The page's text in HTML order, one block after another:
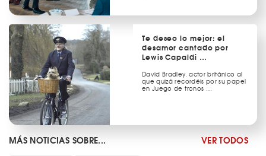
Te deseo lo mejor: el
desamor cantado por
Lewis Capaldi …
David Bradley, actor británico al
que quizá recordéis por su papel
en Juego de tronos …
MÁS NOTICIAS SOBRE... VER TODOS